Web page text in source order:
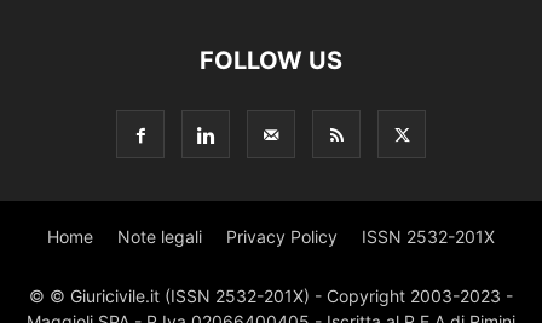
FOLLOW US
Home Note legali Privacy Policy ISSN 2532-201X
© © Giuricivile.it (ISSN 2532-201X) - Copyright 2003-2023 -